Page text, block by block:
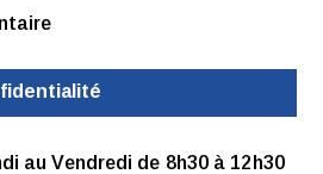
au Vendredi de 8h30 à 12h30